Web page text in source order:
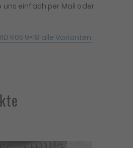
einfach per Mail oder
R05 9×18 alle Varianten